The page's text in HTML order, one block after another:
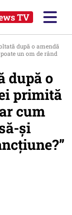
TV
după o amendă
un om de rând
după o
primită
cum
și